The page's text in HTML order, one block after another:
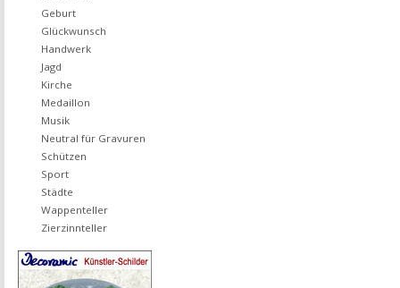
Geburt
Glückwunsch
Handwerk
Jagd
Kirche
Medaillon
Musik
Neutral für Gravuren
Schützen
Sport
Städte
Wappenteller
Zierzinnteller